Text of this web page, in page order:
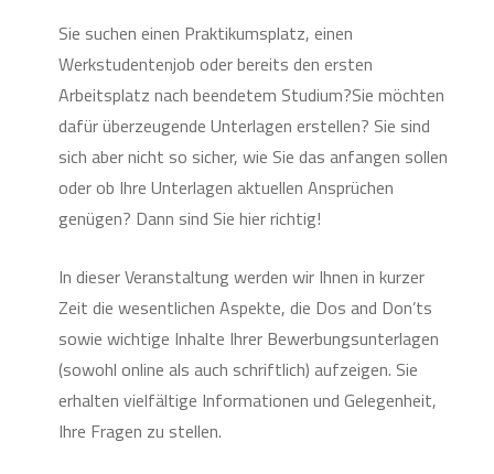
Sie suchen einen Praktikumsplatz, einen
Werkstudentenjob oder bereits den ersten
Arbeitsplatz nach beendetem Studium?Sie möchten
dafür überzeugende Unterlagen erstellen? Sie sind
sich aber nicht so sicher, wie Sie das anfangen sollen
oder ob Ihre Unterlagen aktuellen Ansprüchen
genügen? Dann sind Sie hier richtig!
In dieser Veranstaltung werden wir Ihnen in kurzer
Zeit die wesentlichen Aspekte, die Dos and Don’ts
sowie wichtige Inhalte Ihrer Bewerbungsunterlagen
(sowohl online als auch schriftlich) aufzeigen. Sie
erhalten vielfältige Informationen und Gelegenheit,
Ihre Fragen zu stellen.